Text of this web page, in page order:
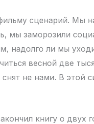
сценарий. Мы
мы заморозили
надолго ли мы
весной две
не нами. В этой
книгу о двух